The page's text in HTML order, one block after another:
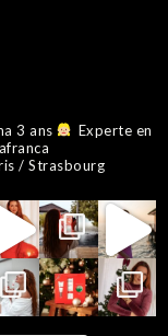
3 ans
Experte en
/ Strasbourg